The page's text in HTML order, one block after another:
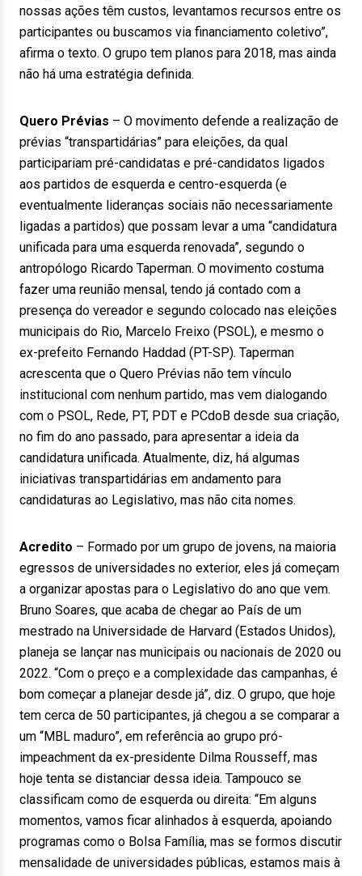
nossas ações têm custos, levantamos recursos entre os
participantes ou buscamos via financiamento coletivo”,
afirma o texto. O grupo tem planos para 2018, mas ainda
não há uma estratégia definida.
Quero Prévias – O movimento defende a realização de
prévias “transpartidárias” para eleições, da qual
participariam pré-candidatas e pré-candidatos ligados
aos partidos de esquerda e centro-esquerda (e
eventualmente lideranças sociais não necessariamente
ligadas a partidos) que possam levar a uma “candidatura
unificada para uma esquerda renovada”, segundo o
antropólogo Ricardo Taperman. O movimento costuma
fazer uma reunião mensal, tendo já contado com a
presença do vereador e segundo colocado nas eleições
municipais do Rio, Marcelo Freixo (PSOL), e mesmo o
ex-prefeito Fernando Haddad (PT-SP). Taperman
acrescenta que o Quero Prévias não tem vínculo
institucional com nenhum partido, mas vem dialogando
com o PSOL, Rede, PT, PDT e PCdoB desde sua criação,
no fim do ano passado, para apresentar a ideia da
candidatura unificada. Atualmente, diz, há algumas
iniciativas transpartidárias em andamento para
candidaturas ao Legislativo, mas não cita nomes.
Acredito – Formado por um grupo de jovens, na maioria
egressos de universidades no exterior, eles já começam
a organizar apostas para o Legislativo do ano que vem.
Bruno Soares, que acaba de chegar ao País de um
mestrado na Universidade de Harvard (Estados Unidos),
planeja se lançar nas municipais ou nacionais de 2020 ou
2022. “Com o preço e a complexidade das campanhas, é
bom começar a planejar desde já”, diz. O grupo, que hoje
tem cerca de 50 participantes, já chegou a se comparar a
um “MBL maduro”, em referência ao grupo pró-
impeachment da ex-presidente Dilma Rousseff, mas
hoje tenta se distanciar dessa ideia. Tampouco se
classificam como de esquerda ou direita: “Em alguns
momentos, vamos ficar alinhados à esquerda, apoiando
programas como o Bolsa Família, mas se formos discutir
mensalidade de universidades públicas, estamos mais à